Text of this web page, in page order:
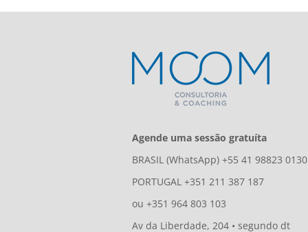
Agende uma sessão gratuíta
BRASIL (WhatsApp) +55 41 98823 0130
PORTUGAL +351 211 387 187
ou +351 964 803 103
Av da Liberdade, 204 • segundo dt